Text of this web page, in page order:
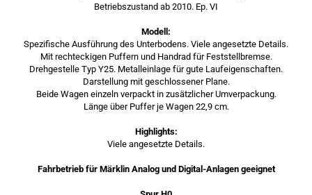
Betriebszustand ab 2010. Ep. VI
Modell:
Spezifische Ausführung des Unterbodens. Viele angesetzte Details.
Mit rechteckigen Puffern und Handrad für Feststellbremse.
Drehgestelle Typ Y25. Metalleinlage für gute Laufeigenschaften.
Darstellung mit geschlossener Plane.
Beide Wagen einzeln verpackt in zusätzlicher Umverpackung.
Länge über Puffer je Wagen 22,9 cm.
Highlights:
Viele angesetzte Details.
Fahrbetrieb für Märklin Analog und Digital-Anlagen geeignet